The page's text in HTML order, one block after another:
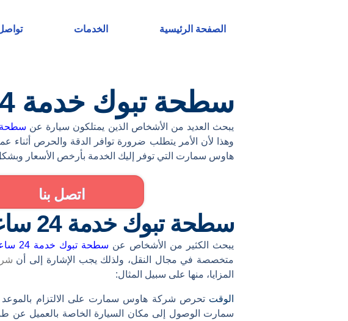
الصفحة الرئيسية الخدمات
سطحة تبوك خدمة 24 ساعة
يبحث العديد من الأشخاص الذين يمتلكون سيارة عن سطحة
وهذا لأن الأمر يتطلب ضرورة توافر الدقة والحرص
هاوس سمارت التي توفر إليك الخدمة بأرخص الأسعار وبشكل
اتصل بنا
سطحة تبوك خدمة 24 ساعة
يبحث الكثير من الأشخاص عن سطحة تبوك خدمة 24 ساعة
متخصصة في مجال النقل، ولذلك يجب الإشارة إلى أن
المزايا، منها على سبيل المثال:
الوقت تحرص شركة هاوس سمارت على الالتزام بالموعد
سمارت الوصول إلى مكان السيارة الخاصة بالعميل عن